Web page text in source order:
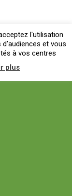
l'utilisation
et vous
à vos centres
plus